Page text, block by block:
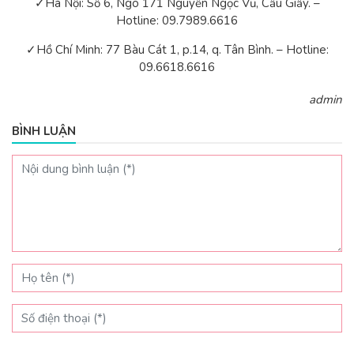
Hotline: 09.7989.6616
✓Hồ Chí Minh: 77 Bàu Cát 1, p.14, q. Tân Bình. – Hotline:
09.6618.6616
admin
BÌNH LUẬN